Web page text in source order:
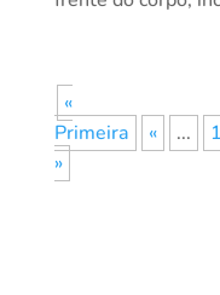
«
Primeira
« ...
»